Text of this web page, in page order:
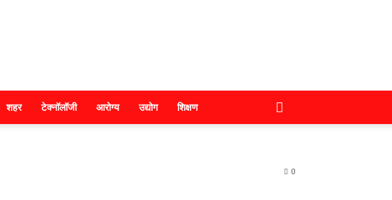
शहर टेक्नॉलॉजी आरोग्य उद्योग शिक्षण
0